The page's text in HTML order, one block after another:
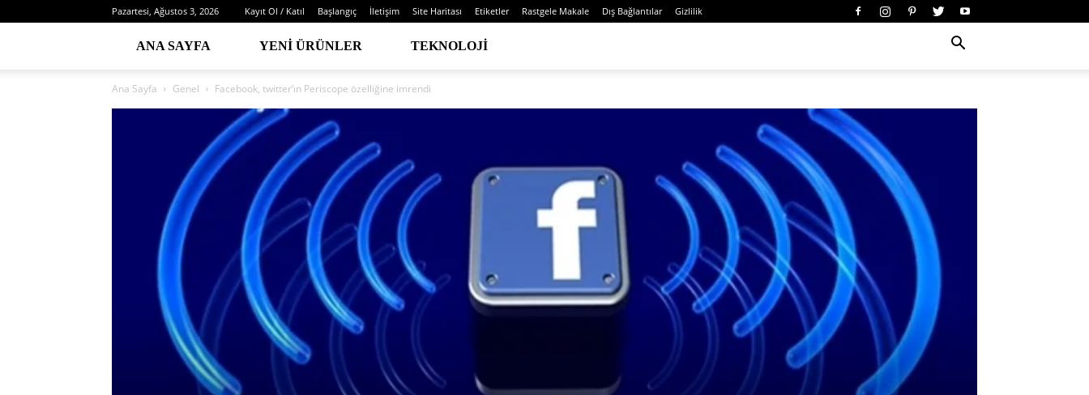
Pazartesi, Ağustos 3, 2026 Kayıt Ol / Katıl Başlangıç İletişim Site Haritası Etiketler Rastgele Makale Dış Bağlantılar Gizlilik
ANA SAYFA YENI ÜRÜNLER TEKNOLOJI
Ana Sayfa Genel Facebook, twitter’ın Periscope özelliğine imrendi